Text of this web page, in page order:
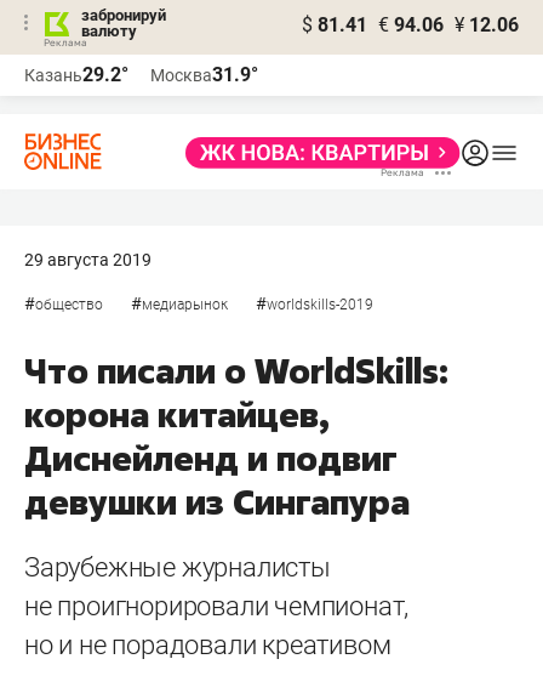
забронируй
валюту
$ 81.41 € 94.06 ¥ 12.06
Казань29.2° Москва31.9°
29 августа 2019
#общество #медиарынок #worldskills-2019
Что писали о WorldSkills:
корона китайцев,
Диснейленд и подвиг
девушки из Сингапура
Зарубежные журналисты
не проигнорировали чемпионат,
но и не порадовали креативом